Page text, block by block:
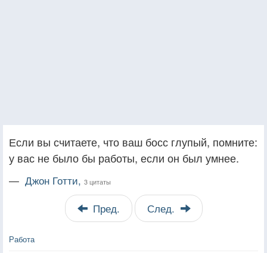
Если вы считаете, что ваш босс глупый, помните:
у вас не было бы работы, если он был умнее.
— Джон Готти, 3 цитаты
Пред. След.
Работа